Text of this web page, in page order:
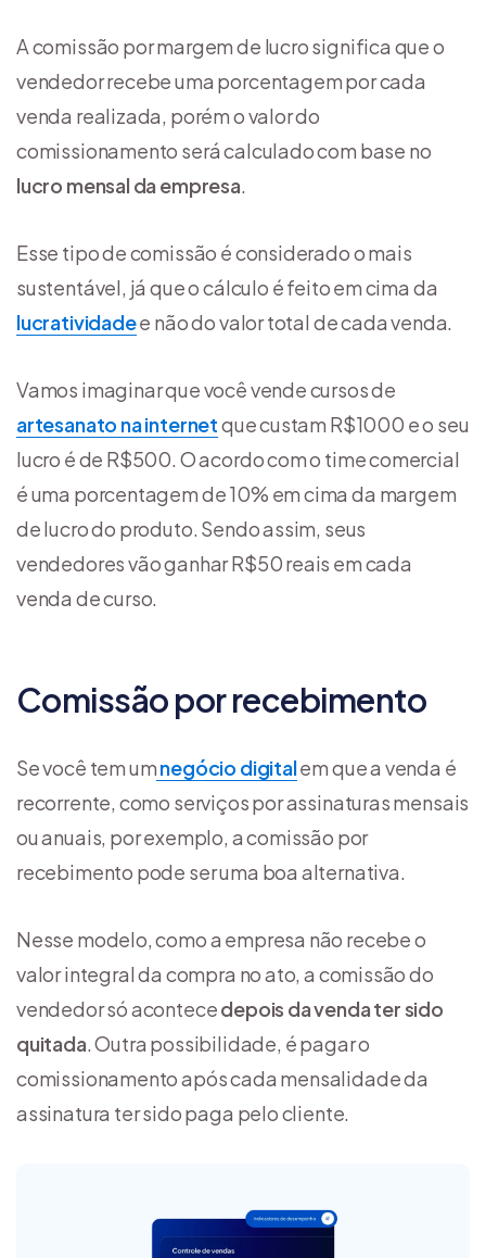
A comissão por margem de lucro significa que o
vendedor recebe uma porcentagem por cada
venda realizada, porém o valor do
comissionamento será calculado com base no
lucro mensal da empresa.
Esse tipo de comissão é considerado o mais
sustentável, já que o cálculo é feito em cima da
lucratividadee não do valor total de cada venda.
Vamos imaginar que você vende cursos de
artesanato na internetque custam R$1000 e o seu
lucro é de R$500. O acordo com o time comercial
é uma porcentagem de 10% em cima da margem
de lucro do produto. Sendo assim, seus
vendedores vão ganhar R$50 reais em cada
venda de curso.
Comissão por recebimento
Se você tem umnegócio digitalem que a venda é
recorrente, como serviços por assinaturas mensais
ou anuais, por exemplo, a comissão por
recebimento pode ser uma boa alternativa.
Nesse modelo, como a empresa não recebe o
valor integral da compra no ato, a comissão do
vendedor só acontecedepois da venda ter sido
quitada. Outra possibilidade, é pagar o
comissionamento após cada mensalidade da
assinatura ter sido paga pelo cliente.